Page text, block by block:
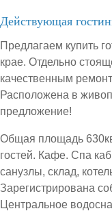
Действующая
Предлагаем купить
крае. Отдельно
качественным
Расположена в
предложение!
Общая площадь
гостей. Кафе. Спа
санузлы, склад,
Зарегистрирована
Центральное